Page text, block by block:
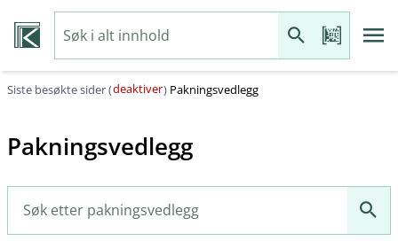
Siste besøkte sider (deaktiver) Pakningsvedlegg
Pakningsvedlegg